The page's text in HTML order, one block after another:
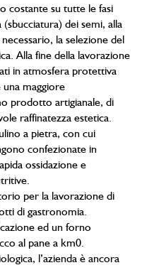
costante su tutte le fasi
dei semi, alla
la selezione del
Alla fine della lavorazione
in atmosfera protettiva
maggiore
prodotto artigianale, di
raffinatezza estetica.
a pietra, con cui
confezionate in
ossidazione e
per la lavorazione di
di gastronomia.
ed un forno
al pane a km0.
l’azienda è ancora